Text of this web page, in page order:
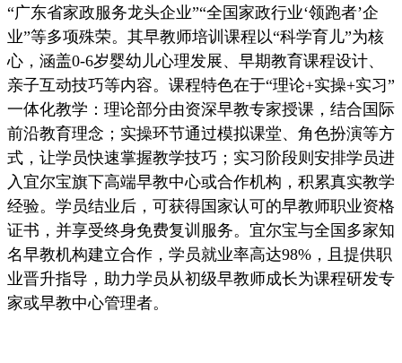
“广东省家政服务龙头企业”“全国家政行业‘领跑者’企
业”等多项殊荣。其早教师培训课程以“科学育儿”为核
心，涵盖0-6岁婴幼儿心理发展、早期教育课程设计、
亲子互动技巧等内容。课程特色在于“理论+实操+实习”
一体化教学：理论部分由资深早教专家授课，结合国际
前沿教育理念；实操环节通过模拟课堂、角色扮演等方
式，让学员快速掌握教学技巧；实习阶段则安排学员进
入宜尔宝旗下高端早教中心或合作机构，积累真实教学
经验。学员结业后，可获得国家认可的早教师职业资格
证书，并享受终身免费复训服务。宜尔宝与全国多家知
名早教机构建立合作，学员就业率高达98%，且提供职
业晋升指导，助力学员从初级早教师成长为课程研发专
家或早教中心管理者。